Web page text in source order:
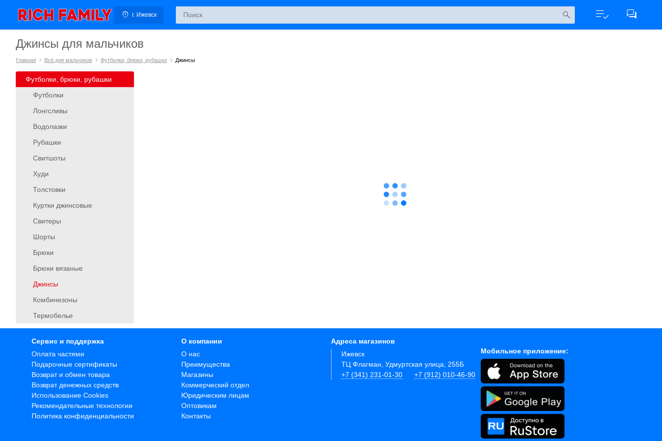
г. Ижевск
Джинсы для мальчиков
Главная Всё для мальчиков Футболки, брюки, рубашки Джинсы
Футболки, брюки, рубашки
Футболки
Лонгсливы
Водолазки
Рубашки
Свитшоты
Худи
Толстовки
Куртки джинсовые
Свитеры
Шорты
Брюки
Брюки вязаные
Джинсы
Комбинезоны
Термобелье
Сервис и поддержка
Оплата частями
Подарочные сертификаты
Возврат и обмен товара
Возврат денежных средств
Использование Cookies
Рекомендательные технологии
Политика конфиденциальности
О компании
О нас
Преимущества
Магазины
Коммерческий отдел
Юридическим лицам
Оптовикам
Контакты
Адреса магазинов
Ижевск
ТЦ Флагман, Удмуртская улица, 255Б
+7 (341) 231-01-30
+7 (912) 010-46-90
Мобильное приложение: